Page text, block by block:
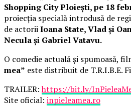
Shopping City Ploiești, pe 18
proiecția specială introdusă de
de actoriiIoana State, Vlad și
Necula și Gabriel Vatavu.
O comedie actuală și spumoasă,
mea” este distribuit de T.R.I.B.E.
TRAILER:https://bit.ly/
Site oficial: inpieleamea.ro